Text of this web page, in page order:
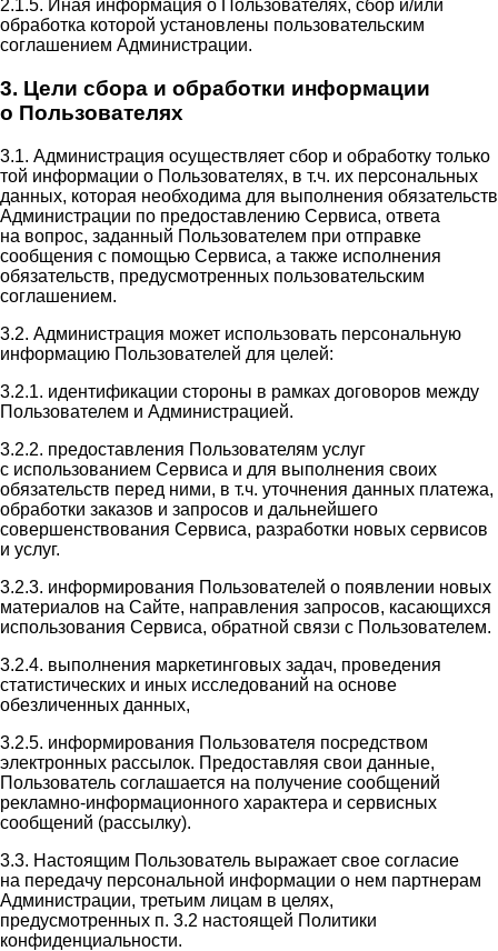
2.1.5. Иная информация о Пользователях, сбор и/или
обработка которой установлены пользовательским
соглашением Администрации.
3. Цели сбора и обработки информации
о Пользователях
3.1. Администрация осуществляет сбор и обработку только
той информации о Пользователях, в т.ч. их персональных
данных, которая необходима для выполнения обязательств
Администрации по предоставлению Сервиса, ответа
на вопрос, заданный Пользователем при отправке
сообщения с помощью Сервиса, а также исполнения
обязательств, предусмотренных пользовательским
соглашением.
3.2. Администрация может использовать персональную
информацию Пользователей для целей:
3.2.1. идентификации стороны в рамках договоров между
Пользователем и Администрацией.
3.2.2. предоставления Пользователям услуг
с использованием Сервиса и для выполнения своих
обязательств перед ними, в т.ч. уточнения данных платежа,
обработки заказов и запросов и дальнейшего
совершенствования Сервиса, разработки новых сервисов
и услуг.
3.2.3. информирования Пользователей о появлении новых
материалов на Сайте, направления запросов, касающихся
использования Сервиса, обратной связи с Пользователем.
3.2.4. выполнения маркетинговых задач, проведения
статистических и иных исследований на основе
обезличенных данных,
3.2.5. информирования Пользователя посредством
электронных рассылок. Предоставляя свои данные,
Пользователь соглашается на получение сообщений
рекламно-информационного характера и сервисных
сообщений (рассылку).
3.3. Настоящим Пользователь выражает свое согласие
на передачу персональной информации о нем партнерам
Администрации, третьим лицам в целях,
предусмотренных п. 3.2 настоящей Политики
конфиденциальности.